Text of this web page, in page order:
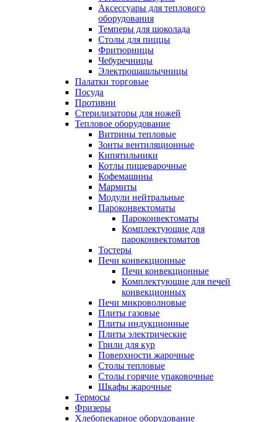
Аксессуары для теплового
оборудования
Темперы для шоколада
Столы для пиццы
Фритюрницы
Чебуречницы
Электрошашлычницы
Палатки торговые
Посуда
Противни
Стерилизаторы для ножей
Тепловое оборудование
Витрины тепловые
Зонты вентиляционные
Кипятильники
Котлы пищеварочные
Кофемашины
Мармиты
Модули нейтральные
Пароконвектоматы
Пароконвектоматы
Комплектующие для
пароконвектоматов
Тостеры
Печи конвекционные
Печи конвекционные
Комплектующие для печей
конвекционных
Печи микроволновые
Плиты газовые
Плиты индукционные
Плиты электрические
Грили для кур
Поверхности жарочные
Столы тепловые
Столы горячие упаковочные
Шкафы жарочные
Термосы
Фризеры
Хлебопекарное оборудование